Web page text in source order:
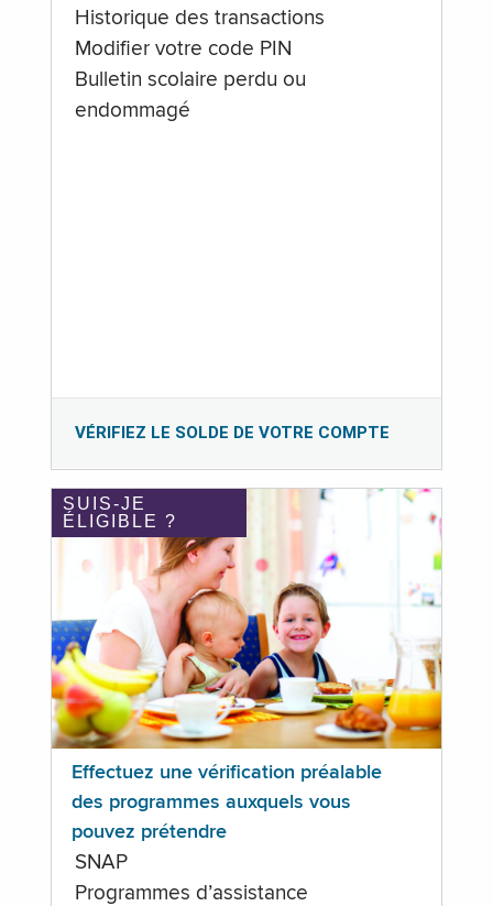
Historique des transactions
Modifier votre code PIN
Bulletin scolaire perdu ou
endommagé
VÉRIFIEZ LE SOLDE DE VOTRE COMPTE
SUIS-JE
ÉLIGIBLE ?
Effectuez une vérification préalable
des programmes auxquels vous
pouvez prétendre
SNAP
Programmes d’assistance